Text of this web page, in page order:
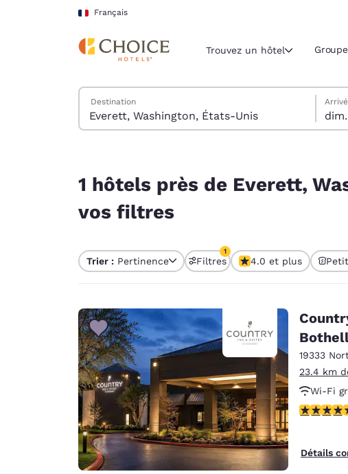
Sauter à Contenu Principal
Français
Région et lieu actuels
Amériques
América Latina
Canada
Europe
Deutschland
Deutsch
Spain
English
Trouvez un hôtel
Trouver des hôtels
Destination
lundi
lundi
1 hôtels près de Everett,
vos filtres
Trier : Pertinence Filtres
1
1 filtre sélectionné
4.0 et plus
19333
23.4 km
Wi-Fi
4.09
Détails